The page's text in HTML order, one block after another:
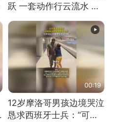
跃 一套动作行云流水 节
到又舞又武的？
00:19
12岁摩洛哥男孩边境哭泣
恳求西班牙士兵：“可不